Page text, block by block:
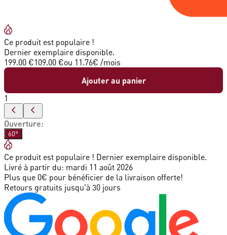
Ce produit est populaire !
Dernier exemplaire disponible.
199.00 €109.00 €ou 11.76€ /mois
Ajouter au panier
1
Ouverture:
60°
Ce produit est populaire ! Dernier exemplaire disponible.
Livré à partir du: mardi 11 août 2026
Plus que 0€ pour bénéficier de la livraison offerte!
Retours gratuits jusqu'à 30 jours